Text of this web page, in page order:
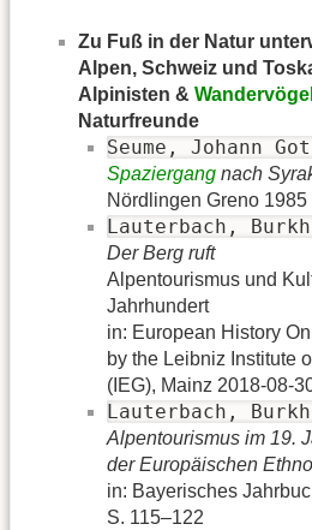
Zu Fuß in der Natur
Alpen, Schweiz und
Alpinisten & Wandervögel
Naturfreunde
Seume, Johann
Spaziergang nach
Nördlingen Greno 1985
Lauterbach,
Der Berg ruft
Alpentourismus und
Jahrhundert
in: European History
by the Leibniz Institute
(IEG), Mainz 2018-08-
Lauterbach,
Alpentourismus im 19.
der Europäischen
in: Bayerisches
S. 115–122